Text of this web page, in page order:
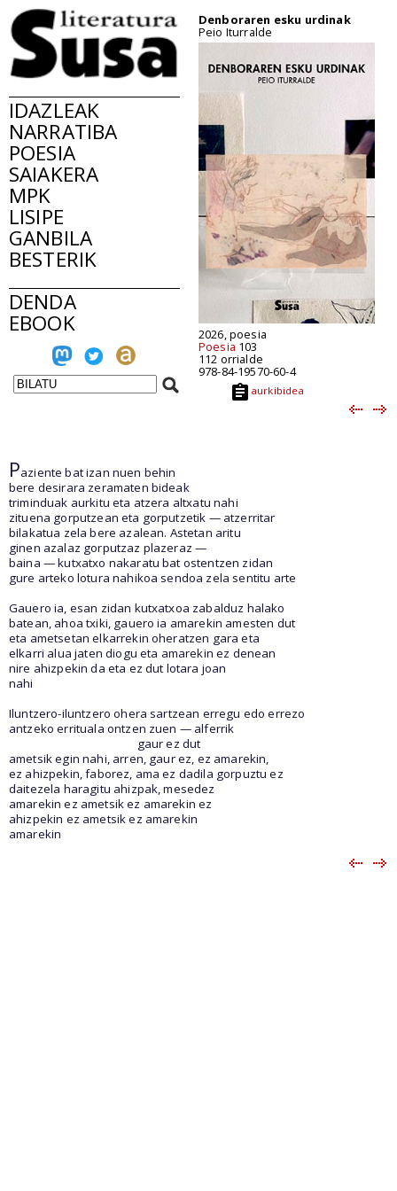
IDAZLEAK
NARRATIBA
POESIA
SAIAKERA
MPK
LISIPE
GANBILA
BESTERIK
DENDA
EBOOK
Denboraren esku urdinak
Peio Iturralde
2026, poesia
Poesia 103
112 orrialde
978-84-19570-60-4
aurkibidea
Paziente bat izan nuen behin
bere desirara zeramaten bideak
triminduak aurkitu eta atzera altxatu nahi
zituena gorputzean eta gorputzetik — atzerritar
bilakatua zela bere azalean. Astetan aritu
ginen azalaz gorputzaz plazeraz —
baina — kutxatxo nakaratu bat ostentzen zidan
gure arteko lotura nahikoa sendoa zela sentitu arte
Gauero ia, esan zidan kutxatxoa zabalduz halako
batean, ahoa txiki, gauero ia amarekin amesten dut
eta ametsetan elkarrekin oheratzen gara eta
elkarri alua jaten diogu eta amarekin ez denean
nire ahizpekin da eta ez dut lotara joan
nahi
Iluntzero-iluntzero ohera sartzean erregu edo errezo
antzeko errituala ontzen zuen — alferrik
gaur ez dut
ametsik egin nahi, arren, gaur ez, ez amarekin,
ez ahizpekin, faborez, ama ez dadila gorpuztu ez
daitezela haragitu ahizpak, mesedez
amarekin ez ametsik ez amarekin ez
ahizpekin ez ametsik ez amarekin
amarekin